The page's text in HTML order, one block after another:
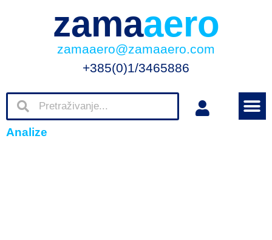
zamaaero
zamaaero@zamaaero.com
+385(0)1/3465886
Analize